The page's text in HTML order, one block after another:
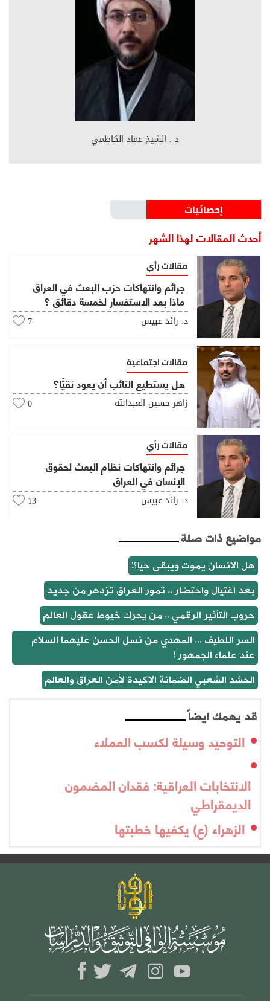
د . الشيخ عماد الكاظمي
إحصائيات
أحدث المقالات لهذا الشهر
مقالات رأي
جرائم وانتهاكات حزب البعث في العراق
ماذا بعد الاستفسار لخمسة دقائق ؟
د. رائد عبيس 7
مقالات اجتماعية
هل يستطيع التائب أن يعود نقيًّا؟
زاهر حسين العبدالله 0
مقالات رأي
جرائم وانتهاكات نظام البعث لحقوق
الإنسان في العراق
د. رائد عبيس 13
مواضيع ذات صلة
هل الانسان يموت ويبقى حيا؟!
بعد اغتيال واحتضار .. تمور العراق تزدهر من جديد
حروب التأثير الرقمي .. من يحرك خيوط عقول العالم
السر اللطيف ... المهدي من نسل الحسن عليهما السلام
عند علماء الجمهور !
الحشد الشعبي الضمانة الاكيدة لأمن العراق والعالم
قد يهمك ايضاً
التوحيد وسيلة لكسب العملاء
الانتخابات العراقية: فقدان المضمون
الديمقراطي
الزهراء (ع) يكفيها خطبتها